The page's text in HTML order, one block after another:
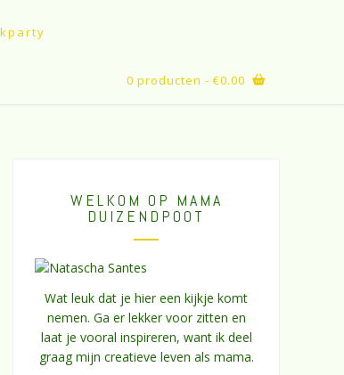
0 producten - €0.00
WELKOM OP MAMA
DUIZENDPOOT
Wat leuk dat je hier een kijkje komt
nemen. Ga er lekker voor zitten en
laat je vooral inspireren, want ik deel
graag mijn creatieve leven als mama.